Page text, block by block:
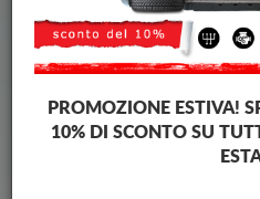
Piastra paramotore di acciaio
Piastra paramotore di acciaio
Brands
PROMOZIONE ESTIVA!
10% DI SCONTO SU